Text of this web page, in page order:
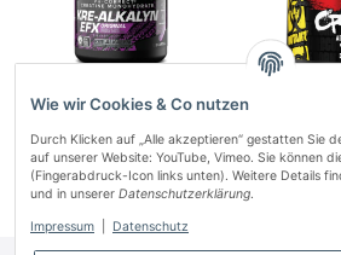
EFX Sports Kre-Alkalyn 120 caps
Preise nach Anmeldung sichtbar Preise nach
Wie wir Cookies & Co nutzen
Durch Klicken auf „Alle akzeptieren“ gestatten Sie
auf unserer Website: YouTube, Vimeo. Sie können
(Fingerabdruck-Icon links unten). Weitere Details
und in unserer Datenschutzerklärung.
Impressum Datenschutz